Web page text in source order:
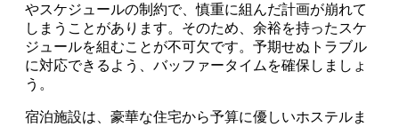
やスケジュールの制約で、慎重に組んだ計画が崩れて
しまうことがあります。そのため、余裕を持ったスケ
ジュールを組むことが不可欠です。予期せぬトラブル
に対応できるよう、バッファータイムを確保しましょ
う。
宿泊施設は、豪華な住宅から予算に優しいホステルま